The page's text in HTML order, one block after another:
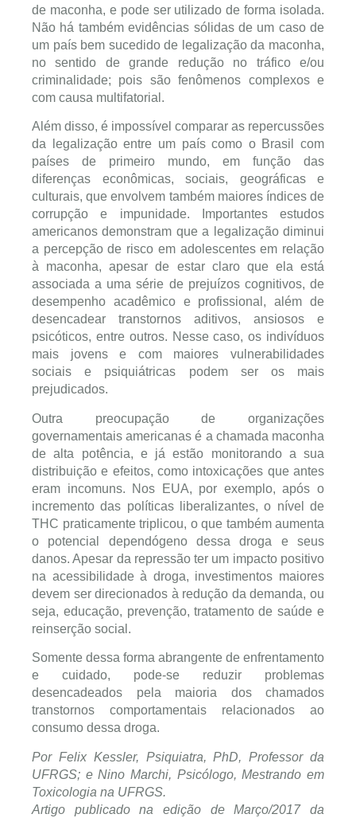
de maconha, e pode ser utilizado de forma isolada.
Não há também evidências sólidas de um caso de
um país bem sucedido de legalização da maconha,
no sentido de grande redução no tráfico e/ou
criminalidade; pois são fenômenos complexos e
com causa multifatorial.
Além disso, é impossível comparar as repercussões
da legalização entre um país como o Brasil com
países de primeiro mundo, em função das
diferenças econômicas, sociais, geográficas e
culturais, que envolvem também maiores índices de
corrupção e impunidade. Importantes estudos
americanos demonstram que a legalização diminui
a percepção de risco em adolescentes em relação
à maconha, apesar de estar claro que ela está
associada a uma série de prejuízos cognitivos, de
desempenho acadêmico e profissional, além de
desencadear transtornos aditivos, ansiosos e
psicóticos, entre outros. Nesse caso, os indivíduos
mais jovens e com maiores vulnerabilidades
sociais e psiquiátricas podem ser os mais
prejudicados.
Outra preocupação de organizações
governamentais americanas é a chamada maconha
de alta potência, e já estão monitorando a sua
distribuição e efeitos, como intoxicações que antes
eram incomuns. Nos EUA, por exemplo, após o
incremento das políticas liberalizantes, o nível de
THC praticamente triplicou, o que também aumenta
o potencial dependógeno dessa droga e seus
danos. Apesar da repressão ter um impacto positivo
na acessibilidade à droga, investimentos maiores
devem ser direcionados à redução da demanda, ou
seja, educação, prevenção, tratamento de saúde e
reinserção social.
Somente dessa forma abrangente de enfrentamento
e cuidado, pode-se reduzir problemas
desencadeados pela maioria dos chamados
transtornos comportamentais relacionados ao
consumo dessa droga.
Por Felix Kessler, Psiquiatra, PhD, Professor da
UFRGS; e Nino Marchi, Psicólogo, Mestrando em
Toxicologia na UFRGS.
Artigo publicado na edição de Março/2017 da